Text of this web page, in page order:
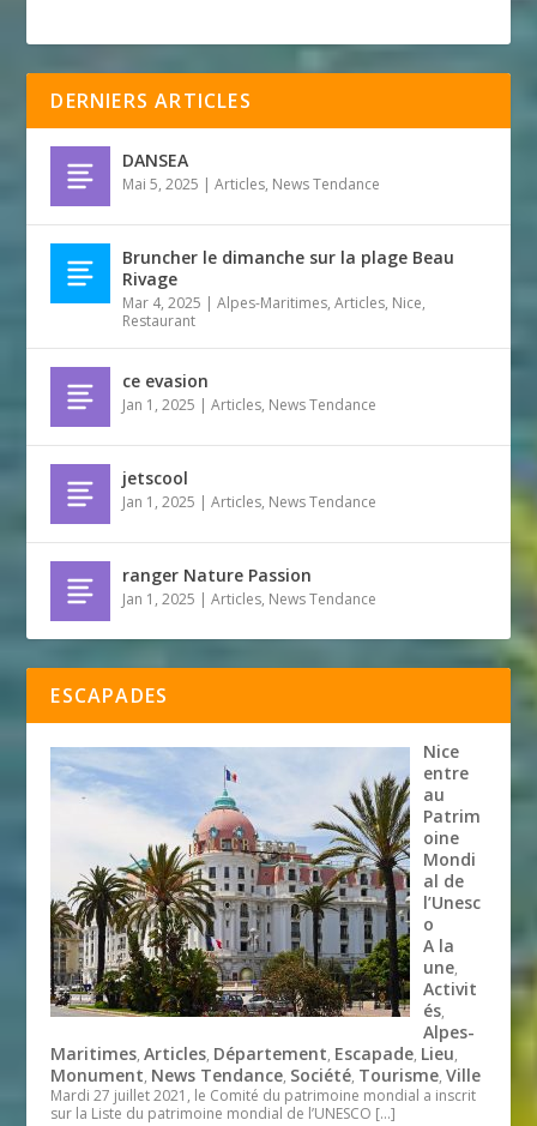
DERNIERS ARTICLES
DANSEA
Mai 5, 2025 |Articles, News Tendance
Bruncher le dimanche sur la plage Beau
Rivage
Mar 4, 2025 |Alpes-Maritimes,Articles, Nice,
Restaurant
ce evasion
Jan 1, 2025 |Articles, News Tendance
jetscool
Jan 1, 2025 |Articles, News Tendance
ranger Nature Passion
Jan 1, 2025 |Articles, News Tendance
ESCAPADES
Nice
entre
au
Patrim
oine
Mondi
al de
l’Unesc
o
A la
une,
Activit
és,
Alpes-
Maritimes,Articles, Département, Escapade, Lieu,
Monument, News Tendance, Société, Tourisme,Ville
Mardi 27 juillet 2021, le Comité du patrimoine mondial a inscrit
sur la Liste du patrimoine mondial de l’UNESCO […]